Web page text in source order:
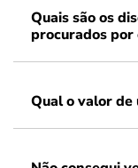
Quais são os
procurados por
Qual o valor de